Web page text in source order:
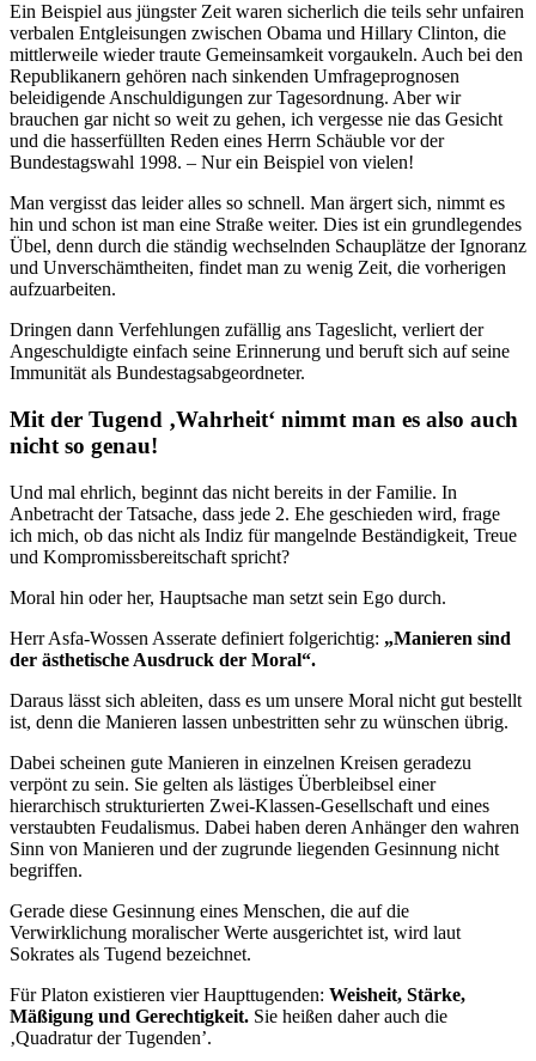
Ein Beispiel aus jüngster Zeit waren sicherlich die teils sehr unfairen
verbalen Entgleisungen zwischen Obama und Hillary Clinton, die
mittlerweile wieder traute Gemeinsamkeit vorgaukeln. Auch bei den
Republikanern gehören nach sinkenden Umfrageprognosen
beleidigende Anschuldigungen zur Tagesordnung. Aber wir
brauchen gar nicht so weit zu gehen, ich vergesse nie das Gesicht
und die hasserfüllten Reden eines Herrn Schäuble vor der
Bundestagswahl 1998. – Nur ein Beispiel von vielen!
Man vergisst das leider alles so schnell. Man ärgert sich, nimmt es
hin und schon ist man eine Straße weiter. Dies ist ein grundlegendes
Übel, denn durch die ständig wechselnden Schauplätze der Ignoranz
und Unverschämtheiten, findet man zu wenig Zeit, die vorherigen
aufzuarbeiten.
Dringen dann Verfehlungen zufällig ans Tageslicht, verliert der
Angeschuldigte einfach seine Erinnerung und beruft sich auf seine
Immunität als Bundestagsabgeordneter.
Mit der Tugend ‚Wahrheit‘ nimmt man es also auch
nicht so genau!
Und mal ehrlich, beginnt das nicht bereits in der Familie. In
Anbetracht der Tatsache, dass jede 2. Ehe geschieden wird, frage
ich mich, ob das nicht als Indiz für mangelnde Beständigkeit, Treue
und Kompromissbereitschaft spricht?
Moral hin oder her, Hauptsache man setzt sein Ego durch.
Herr Asfa-Wossen Asserate definiert folgerichtig: „Manieren sind
der ästhetische Ausdruck der Moral“.
Daraus lässt sich ableiten, dass es um unsere Moral nicht gut bestellt
ist, denn die Manieren lassen unbestritten sehr zu wünschen übrig.
Dabei scheinen gute Manieren in einzelnen Kreisen geradezu
verpönt zu sein. Sie gelten als lästiges Überbleibsel einer
hierarchisch strukturierten Zwei-Klassen-Gesellschaft und eines
verstaubten Feudalismus. Dabei haben deren Anhänger den wahren
Sinn von Manieren und der zugrunde liegenden Gesinnung nicht
begriffen.
Gerade diese Gesinnung eines Menschen, die auf die
Verwirklichung moralischer Werte ausgerichtet ist, wird laut
Sokrates als Tugend bezeichnet.
Für Platon existieren vier Haupttugenden: Weisheit, Stärke,
Mäßigung und Gerechtigkeit. Sie heißen daher auch die
‚Quadratur der Tugenden’.